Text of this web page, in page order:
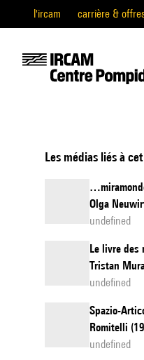
l'ircam carrière &
Les médias liés à
Olga
undefined
Le livre des
Tristan
undefined
Spazio-
Romitelli
undefined